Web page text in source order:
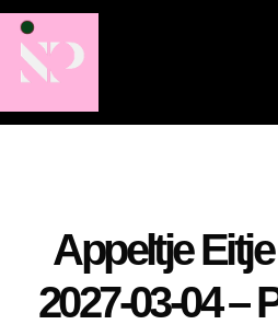
Skip
main
Appeltje
2027-03-04 –